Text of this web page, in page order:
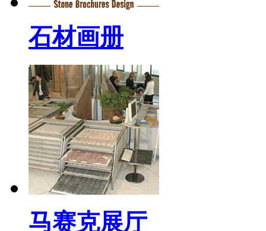
石材画册
马赛克展厅